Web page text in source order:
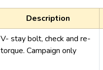
Description
V- stay bolt, check and re-
torque. Campaign only